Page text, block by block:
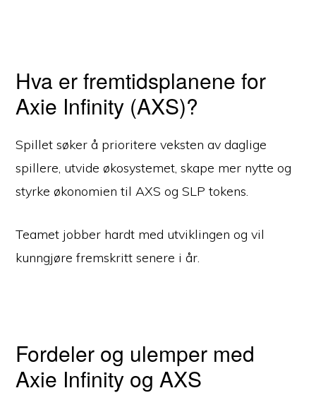
Hva er fremtidsplanene for
Axie Infinity (AXS)?
Spillet søker å prioritere veksten av daglige
spillere, utvide økosystemet, skape mer nytte og
styrke økonomien til AXS og SLP tokens.
Teamet jobber hardt med utviklingen og vil
kunngjøre fremskritt senere i år.
Fordeler og ulemper med
Axie Infinity og AXS